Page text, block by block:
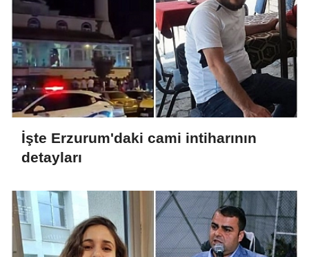
İşte Erzurum'daki cami intiharının
detayları